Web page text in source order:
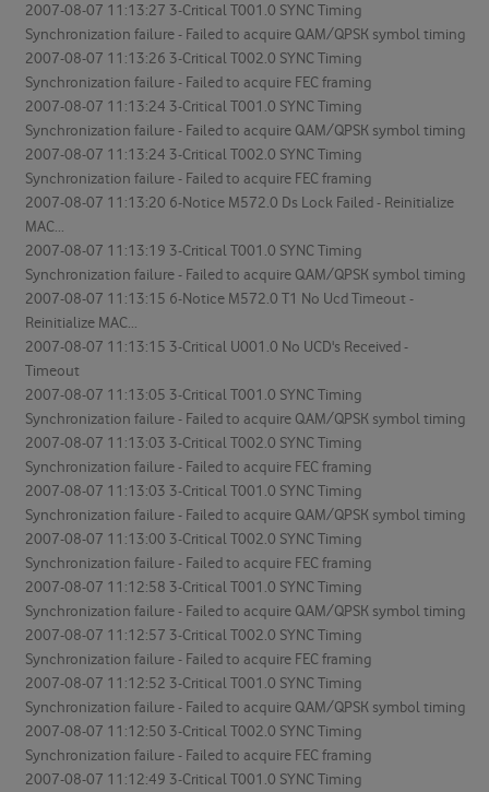
2007-08-07 11:13:27 3-Critical T001.0 SYNC Timing
Synchronization failure - Failed to acquire QAM/QPSK symbol timing
2007-08-07 11:13:26 3-Critical T002.0 SYNC Timing
Synchronization failure - Failed to acquire FEC framing
2007-08-07 11:13:24 3-Critical T001.0 SYNC Timing
Synchronization failure - Failed to acquire QAM/QPSK symbol timing
2007-08-07 11:13:24 3-Critical T002.0 SYNC Timing
Synchronization failure - Failed to acquire FEC framing
2007-08-07 11:13:20 6-Notice M572.0 Ds Lock Failed - Reinitialize
MAC...
2007-08-07 11:13:19 3-Critical T001.0 SYNC Timing
Synchronization failure - Failed to acquire QAM/QPSK symbol timing
2007-08-07 11:13:15 6-Notice M572.0 T1 No Ucd Timeout -
Reinitialize MAC...
2007-08-07 11:13:15 3-Critical U001.0 No UCD's Received -
Timeout
2007-08-07 11:13:05 3-Critical T001.0 SYNC Timing
Synchronization failure - Failed to acquire QAM/QPSK symbol timing
2007-08-07 11:13:03 3-Critical T002.0 SYNC Timing
Synchronization failure - Failed to acquire FEC framing
2007-08-07 11:13:03 3-Critical T001.0 SYNC Timing
Synchronization failure - Failed to acquire QAM/QPSK symbol timing
2007-08-07 11:13:00 3-Critical T002.0 SYNC Timing
Synchronization failure - Failed to acquire FEC framing
2007-08-07 11:12:58 3-Critical T001.0 SYNC Timing
Synchronization failure - Failed to acquire QAM/QPSK symbol timing
2007-08-07 11:12:57 3-Critical T002.0 SYNC Timing
Synchronization failure - Failed to acquire FEC framing
2007-08-07 11:12:52 3-Critical T001.0 SYNC Timing
Synchronization failure - Failed to acquire QAM/QPSK symbol timing
2007-08-07 11:12:50 3-Critical T002.0 SYNC Timing
Synchronization failure - Failed to acquire FEC framing
2007-08-07 11:12:49 3-Critical T001.0 SYNC Timing